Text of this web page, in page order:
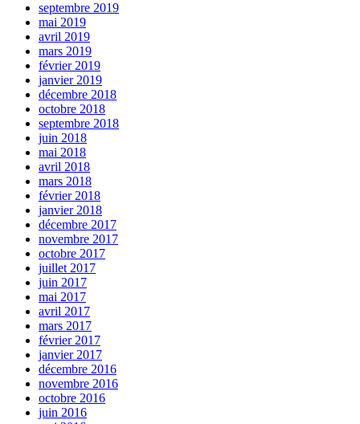
septembre 2019
mai 2019
avril 2019
mars 2019
février 2019
janvier 2019
décembre 2018
octobre 2018
septembre 2018
juin 2018
mai 2018
avril 2018
mars 2018
février 2018
janvier 2018
décembre 2017
novembre 2017
octobre 2017
juillet 2017
juin 2017
mai 2017
avril 2017
mars 2017
février 2017
janvier 2017
décembre 2016
novembre 2016
octobre 2016
juin 2016